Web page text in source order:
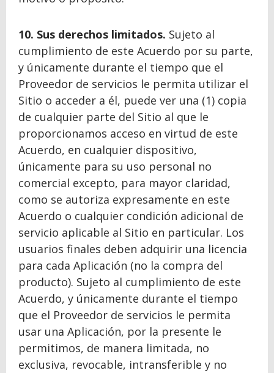
10. Sus derechos limitados. Sujeto al
cumplimiento de este Acuerdo por su parte,
y únicamente durante el tiempo que el
Proveedor de servicios le permita utilizar el
Sitio o acceder a él, puede ver una (1) copia
de cualquier parte del Sitio al que le
proporcionamos acceso en virtud de este
Acuerdo, en cualquier dispositivo,
únicamente para su uso personal no
comercial excepto, para mayor claridad,
como se autoriza expresamente en este
Acuerdo o cualquier condición adicional de
servicio aplicable al Sitio en particular. Los
usuarios finales deben adquirir una licencia
para cada Aplicación (no la compra del
producto). Sujeto al cumplimiento de este
Acuerdo, y únicamente durante el tiempo
que el Proveedor de servicios le permita
usar una Aplicación, por la presente le
permitimos, de manera limitada, no
exclusiva, revocable, intransferible y no